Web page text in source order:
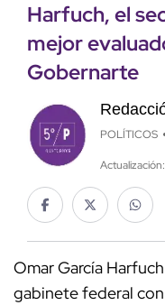
Harfuch, el
mejor
Gobernarte
POLÍTICOS
Actualización:
Omar García
gabinete federal